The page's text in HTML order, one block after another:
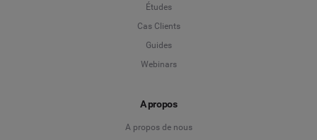
Études
Cas Clients
Guides
Webinars
A propos
A propos de nous